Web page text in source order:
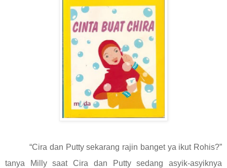
“Cira dan Putty sekarang rajin banget ya ikut Rohis?”
tanya Milly saat Cira dan Putty sedang asyik-asyiknya